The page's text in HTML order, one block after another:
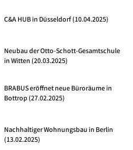
C&A HUB in Düsseldorf (10.04.2025)
Neubau der Otto-Schott-Gesamtschule
in Witten (20.03.2025)
BRABUS eröffnet neue Büroräume in
Bottrop (27.02.2025)
Nachhaltiger Wohnungsbau in Berlin
(13.02.2025)